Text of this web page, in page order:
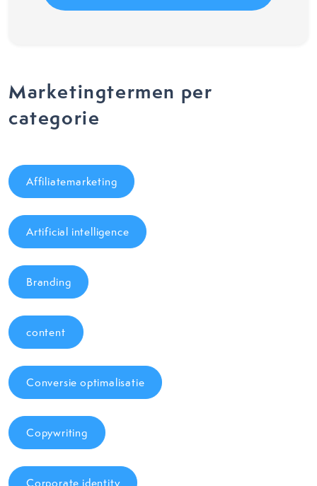
Marketingtermen per
categorie
Affiliatemarketing
Artificial intelligence
Branding
content
Conversie optimalisatie
Copywriting
Corporate identity